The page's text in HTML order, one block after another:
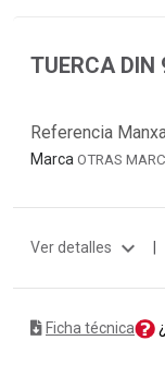
TUERCA DIN
Referencia
Marca OTRAS
Ver detalles expand_more |
Ficha técnica